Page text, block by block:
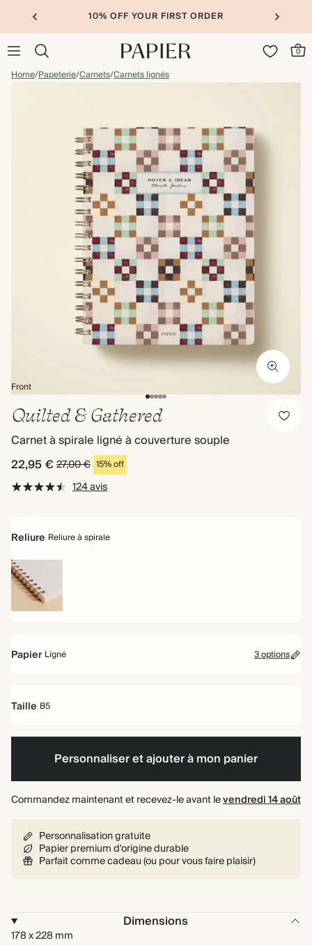
10% OFF YOUR FIRST ORDER
0
Home/Papeterie/Carnets/Carnets lignés
Front
Quilted & Gathered
Carnet à spirale ligné à couverture souple
22,95 € 27,00 € 15% off
124 avis
Reliure Reliure à spirale
Reliure
Papier Ligné 3 options
Taille B5
B5
Personnaliser et ajouter à mon panier
Commandez maintenant et recevez-le avant levendredi 14 août
Personnalisation gratuite
Papier premium d'origine durable
Parfait comme cadeau (ou pour vous faire plaisir)
Dimensions
178 x 228 mm